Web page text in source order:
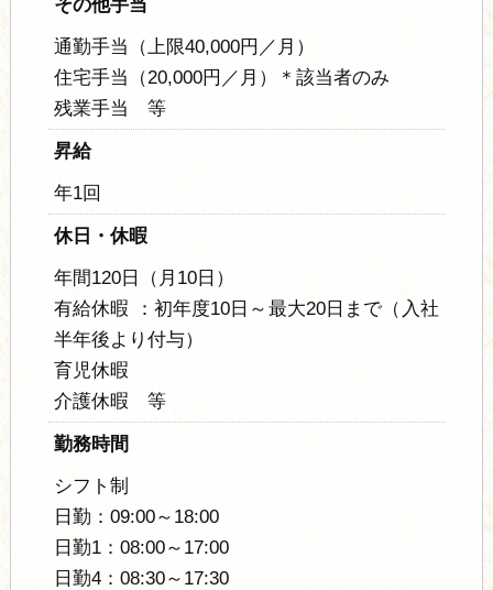
通勤手当（上限40,000円／月）
住宅手当（20,000円／月）＊該当者のみ
残業手当 等
昇給
年1回
休日・休暇
年間120日（月10日）
有給休暇 ：初年度10日～最大20日まで（入社
半年後より付与）
育児休暇
介護休暇 等
勤務時間
シフト制
日勤：09:00～18:00
日勤1：08:00～17:00
日勤4：08:30～17:30